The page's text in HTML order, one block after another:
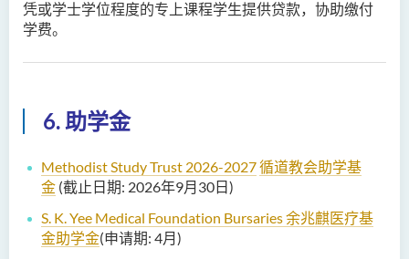
凭或学士学位程度的专上课程学生提供贷款，协助缴付
学费。
6.助学金
Methodist Study Trust 2026-2027循道教会助学基
金 (截止日期: 2026年9月30日)
S. K. Yee Medical Foundation Bursaries 余兆麒医疗基
金助学金(申请期: 4月)